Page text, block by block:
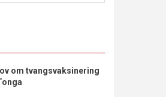
om tvangsvaksinering